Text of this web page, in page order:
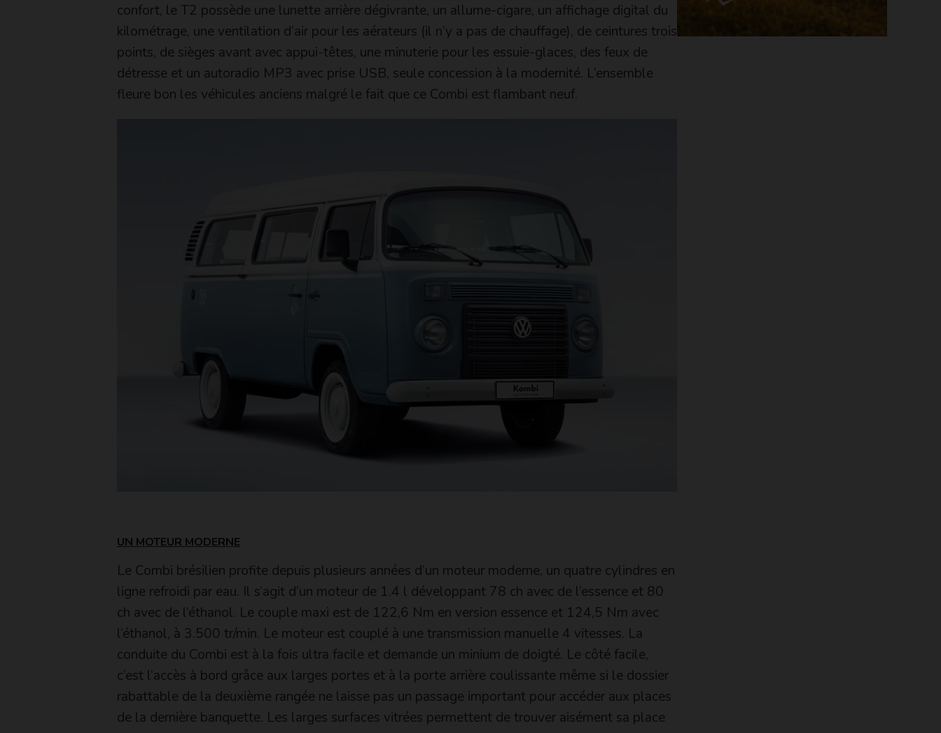
confort, le T2 possède une lunette arrière dégivrante, un allume-cigare, un affichage digital du
kilométrage, une ventilation d’air pour les aérateurs (il n’y a pas de chauffage), de ceintures trois
points, de sièges avant avec appui-têtes, une minuterie pour les essuie-glaces, des feux de
détresse et un autoradio MP3 avec prise USB, seule concession à la modernité. L’ensemble
fleure bon les véhicules anciens malgré le fait que ce Combi est flambant neuf.
UN MOTEUR MODERNE
Le Combi brésilien profite depuis plusieurs années d’un moteur moderne, un quatre cylindres en
ligne refroidi par eau. Il s’agit d’un moteur de 1.4 l développant 78 ch avec de l’essence et 80
ch avec de l’éthanol. Le couple maxi est de 122,6 Nm en version essence et 124,5 Nm avec
l’éthanol, à 3.500 tr/min. Le moteur est couplé à une transmission manuelle 4 vitesses. La
conduite du Combi est à la fois ultra facile et demande un minium de doigté. Le côté facile,
c’est l’accès à bord grâce aux larges portes et à la porte arrière coulissante même si le dossier
rabattable de la deuxième rangée ne laisse pas un passage important pour accéder aux places
de la dernière banquette. Les larges surfaces vitrées permettent de trouver aisément sa place